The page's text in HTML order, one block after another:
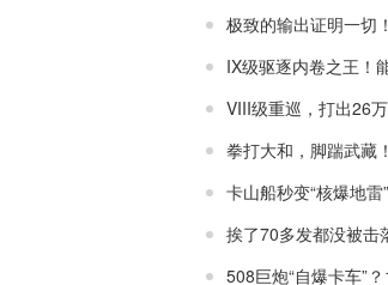
极致的输出证明一切！错过这些
IX级驱逐内卷之王！能回血
VIII级重巡，打出26万超高DPM！机
拳打大和，脚踹武藏！
卡山船秒变“核爆地雷”？掌握这些
挨了70多发都没被击落
508巨炮“自爆卡车”？16颗鱼雷转